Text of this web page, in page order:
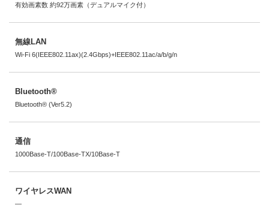
有効画素数 約92万画素（デュアルマイク付）
無線LAN
Wi-Fi 6(IEEE802.11ax)(2.4Gbps)+IEEE802.11ac/a/b/g/n
Bluetooth®
Bluetooth® (Ver5.2)
通信
1000Base-T/100Base-TX/10Base-T
ワイヤレスWAN
―